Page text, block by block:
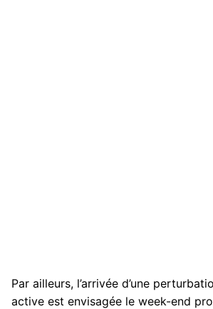
Par ailleurs, l’arrivée d’une
active est envisagée le week-end